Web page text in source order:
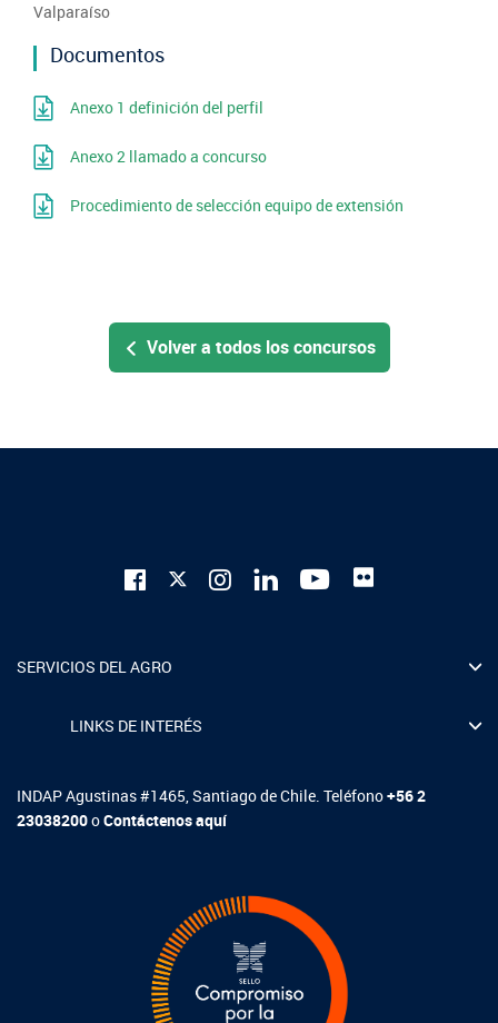
Valparaíso
Documentos
Anexo 1 definición del perfil
Anexo 2 llamado a concurso
Procedimiento de selección equipo de extensión
Volver a todos los concursos
SERVICIOS DEL AGRO
LINKS DE INTERÉS
INDAP Agustinas #1465, Santiago de Chile. Teléfono+56 2
23038200oContáctenos aquí